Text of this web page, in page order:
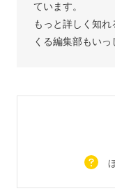
ています。
もっと詳しく知
くる編集部もいっ